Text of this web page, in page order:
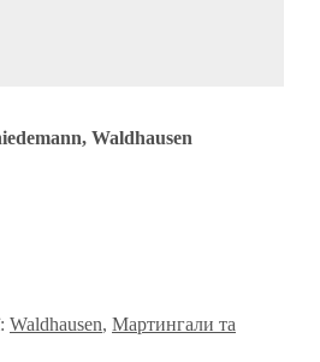
Waldhausen
Waldhausen, Мартингали та